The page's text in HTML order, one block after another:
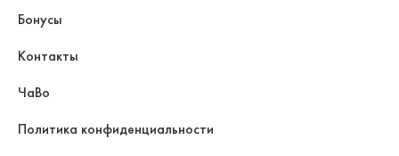
Бонусы
Контакты
ЧаВо
Политика конфиденциальности